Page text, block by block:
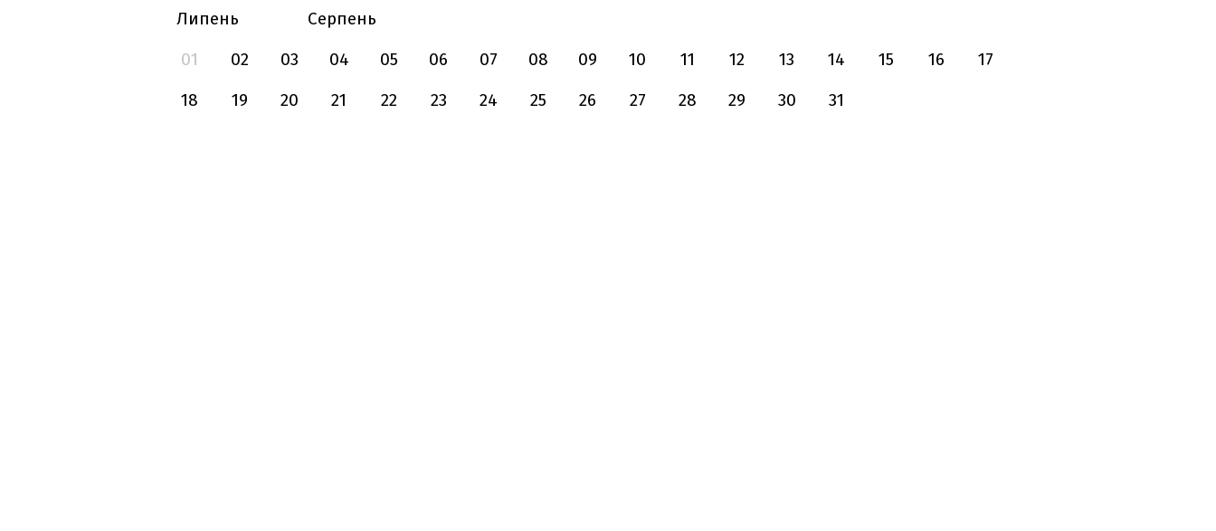
Липень
Серпень
01
02 03 04 05 06 07 08 09 10 11 12 13 14 15 16
17
18
19 20 21 22 23 24 25 26 27 28 29 30 31